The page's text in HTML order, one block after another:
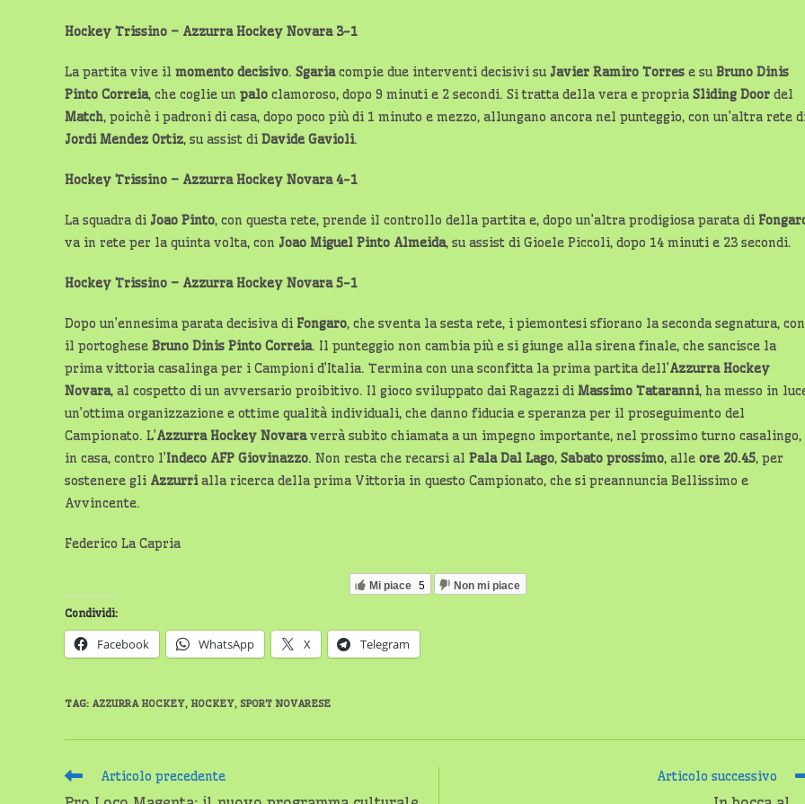
Hockey Trissino – Azzurra Hockey Novara 3-1
La partita vive il momento decisivo. Sgariacompie due interventi decisivi su Javier Ramiro Torres e su Bruno Dinis
Pinto Correia, che coglie un palo clamoroso, dopo 9 minuti e 2 secondi. Si tratta della vera e propria Sliding Door del
Match, poichè i padroni di casa, dopo poco più di 1 minuto e mezzo, allungano ancora nel punteggio, con un’altra rete
Jordi Mendez Ortiz, su assist di Davide Gavioli.
Hockey Trissino – Azzurra Hockey Novara 4-1
La squadra di Joao Pinto, con questa rete, prende il controllo della partita e, dopo un’altra prodigiosa parata di
va in rete per la quinta volta, con Joao Miguel Pinto Almeida, su assist di Gioele Piccoli, dopo 14 minuti e 23 secondi.
Hockey Trissino – Azzurra Hockey Novara 5-1
Dopo un’ennesima parata decisiva di Fongaro, che sventa la sesta rete, i piemontesi sfiorano la seconda segnatura, con
il portoghese Bruno Dinis Pinto Correia. Il punteggio non cambia più e si giunge alla sirena finale, che sancisce la
prima vittoria casalinga per i Campioni d’Italia. Termina con una sconfitta la prima partita dell’Azzurra Hockey
Novara, al cospetto di un avversario proibitivo. Il gioco sviluppato dai Ragazzi di Massimo Tataranni, ha messo in
un’ottima organizzazione e ottime qualità individuali, che danno fiducia e speranza per il proseguimento del
Campionato. L’Azzurra Hockey Novaraverrà subito chiamata a un impegno importante, nel prossimo turno casalingo,
in casa, contro l’Indeco AFP Giovinazzo. Non resta che recarsi al Pala Dal Lago, Sabato prossimo, alle ore 20.45, per
sostenere gli Azzurrialla ricerca della prima Vittoria in questo Campionato, che si preannuncia Bellissimo e
Avvincente.
Federico La Capria
Mi piace 5 Non mi piace
Condividi:
Facebook WhatsApp X Telegram
TAG: AZZURRA HOCKEY, HOCKEY, SPORT NOVARESE
Leggi
Articolo precedente Articolo successivo